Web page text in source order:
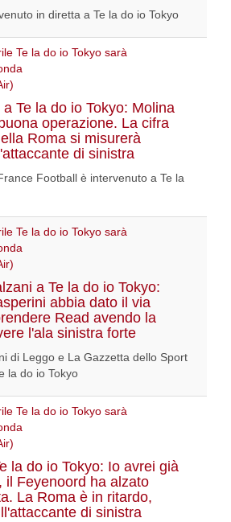
in diretta a Te la do io Tokyo
Te la do io Tokyo: Molina
operazione. La cifra
Roma si misurerà
di sinistra
Football è intervenuto a Te la
a Te la do io Tokyo:
abbia dato il via
Read avendo la
l'ala sinistra forte
di Leggo e La Gazzetta dello Sport
la do io Tokyo
la do io Tokyo: Io avrei già
il Feyenoord ha alzato
La Roma è in ritardo,
di sinistra